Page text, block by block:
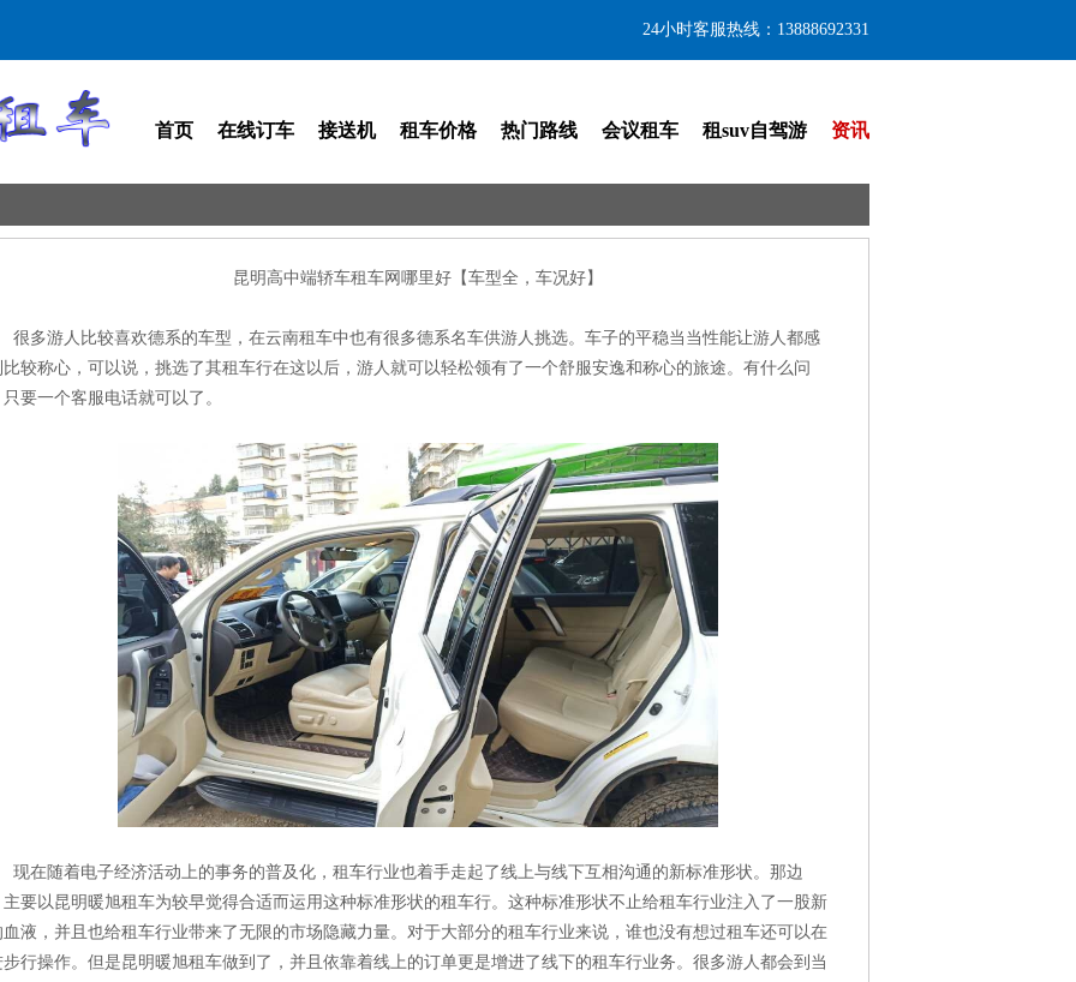
24小时客服热线：13888692331
首页 在线订车 接送机 租车价格 热门路线 会议租车 租suv自驾游 资讯
昆明高中端轿车租车网哪里好【车型全，车况好】
很多游人比较喜欢德系的车型，在云南租车中也有很多德系名车供游人挑选。车子的平稳当当性能让游人都感
比较称心，可以说，挑选了其租车行在这以后，游人就可以轻松领有了一个舒服安逸和称心的旅途。有什么问
要一个客服电话就可以了。
现在随着电子经济活动上的事务的普及化，租车行业也着手走起了线上与线下互相沟通的新标准形状。那边
主要以昆明暖旭租车为较早觉得合适而运用这种标准形状的租车行。这种标准形状不止给租车行业注入了一股新
血液，并且也给租车行业带来了无限的市场隐藏力量。对于大部分的租车行业来说，谁也没有想过租车还可以在
步行操作。但是昆明暖旭租车做到了，并且依靠着线上的订单更是增进了线下的租车行业务。很多游人都会到当